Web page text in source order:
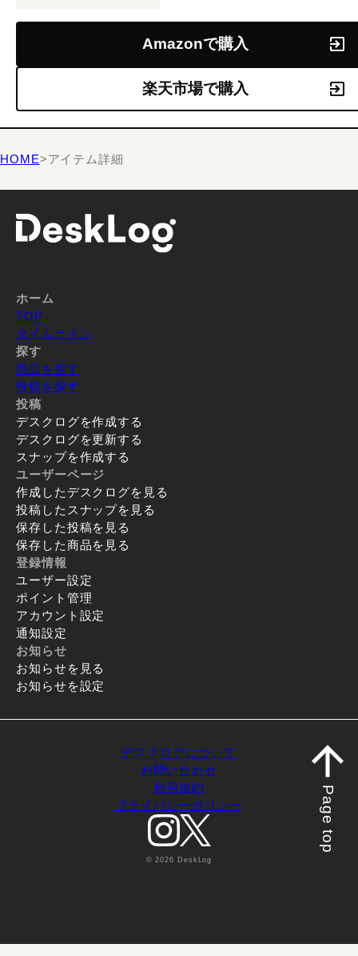
Amazonで購入
楽天市場で購入
HOME>アイテム詳細
ホーム
TOP
タイムライン
探す
商品を探す
投稿を探す
投稿
デスクログを作成する
デスクログを更新する
スナップを作成する
ユーザーページ
作成したデスクログを見る
投稿したスナップを見る
保存した投稿を見る
保存した商品を見る
登録情報
ユーザー設定
ポイント管理
アカウント設定
通知設定
お知らせ
お知らせを見る
お知らせを設定
デスクログについて
お問い合わせ
利用規約
プライバシーポリシー
© 2026 DeskLog
Page top